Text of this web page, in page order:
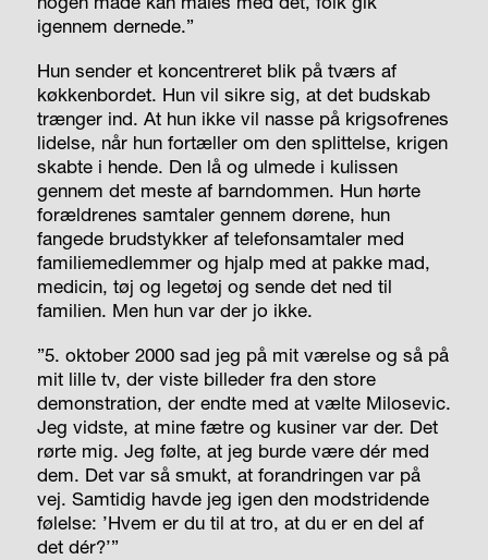
igennem dernede.”
Hun sender et koncentreret blik på tværs af
køkkenbordet. Hun vil sikre sig, at det budskab
trænger ind. At hun ikke vil nasse på krigsofrenes
lidelse, når hun fortæller om den splittelse, krigen
skabte i hende. Den lå og ulmede i kulissen
gennem det meste af barndommen. Hun hørte
forældrenes samtaler gennem dørene, hun
fangede brudstykker af telefonsamtaler med
familiemedlemmer og hjalp med at pakke mad,
medicin, tøj og legetøj og sende det ned til
familien. Men hun var der jo ikke.
”5. oktober 2000 sad jeg på mit værelse og så på
mit lille tv, der viste billeder fra den store
demonstration, der endte med at vælte Milosevic.
Jeg vidste, at mine fætre og kusiner var der. Det
rørte mig. Jeg følte, at jeg burde være dér med
dem. Det var så smukt, at forandringen var på
vej. Samtidig havde jeg igen den modstridende
følelse: ’Hvem er du til at tro, at du er en del af
det dér?’”